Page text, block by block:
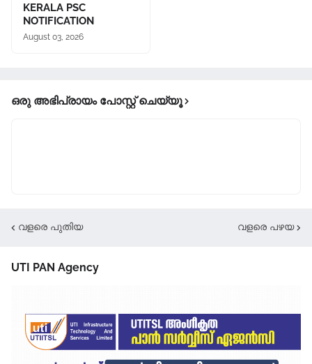
KERALA PSC
NOTIFICATION
August 03, 2026
ഒരു അഭിപ്രായം പോസ്റ്റ് ചെയ്യൂ
വളരെ പുതിയ വളരെ പഴയ
UTI PAN Agency